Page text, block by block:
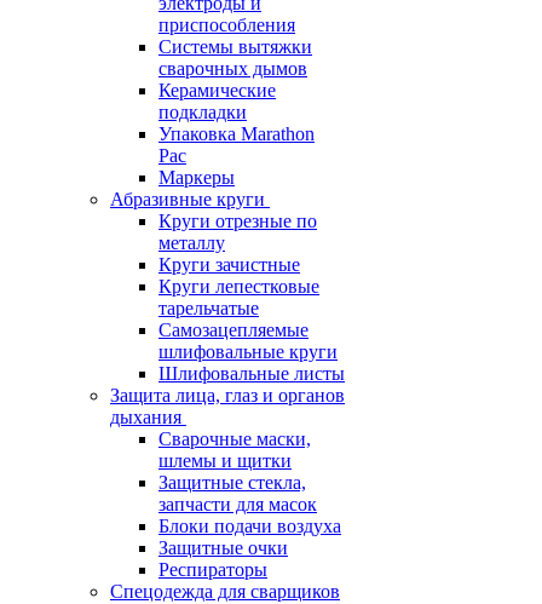
приспособления
Системы вытяжки
сварочных дымов
Керамические
подкладки
Упаковка Marathon
Pac
Маркеры
Абразивные круги
Круги отрезные по
металлу
Круги зачистные
Круги лепестковые
тарельчатые
Самозацепляемые
шлифовальные круги
Шлифовальные листы
Защита лица, глаз и органов
дыхания
Сварочные маски,
шлемы и щитки
Защитные стекла,
запчасти для масок
Блоки подачи воздуха
Защитные очки
Респираторы
Спецодежда для сварщиков